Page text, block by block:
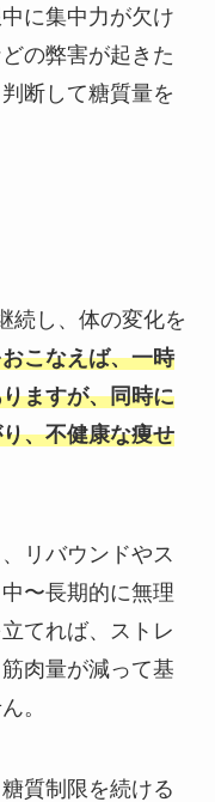
に集中力が欠け
の弊害が起きた
断して糖質量を
続し、体の変化を
こなえば、一時
ますが、同時に
、不健康な痩せ
リバウンドやス
〜長期的に無理
てれば、ストレ
肉量が減って基
。
質制限を続ける